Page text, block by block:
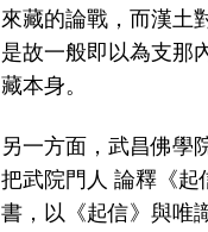
來藏的論戰，而漢土
是故一般即以為支那
藏本身。
另一方面，武昌佛學
把武院門人 論釋《起
書，以《起信》與唯